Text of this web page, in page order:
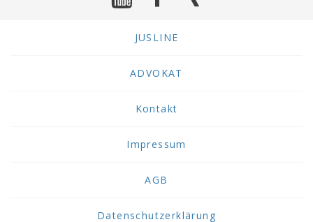
JUSLINE
ADVOKAT
Kontakt
Impressum
AGB
Datenschutzerklärung